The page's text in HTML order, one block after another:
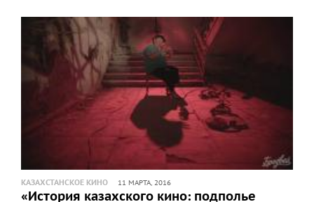
КАЗАХСТАНСКОЕ КИНО 11 МАРТА, 2016
«История казахского кино: подполье